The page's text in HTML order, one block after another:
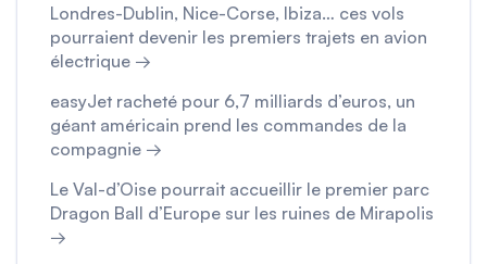
Londres-Dublin, Nice-Corse, Ibiza… ces vols
pourraient devenir les premiers trajets en avion
électrique →
easyJet racheté pour 6,7 milliards d’euros, un
géant américain prend les commandes de la
compagnie →
Le Val-d’Oise pourrait accueillir le premier parc
Dragon Ball d’Europe sur les ruines de Mirapolis
→